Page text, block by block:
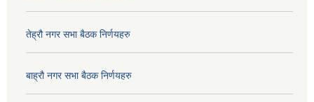
तेह्रौ नगर सभा बैठक निर्णयहरु
बाह्रौ नगर सभा बैठक निर्णयहरु